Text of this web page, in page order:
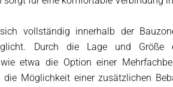
vollständig innerhalb der
Durch die Lage und Größe
wie etwa die Option einer
die Möglichkeit einer zusätzlichen